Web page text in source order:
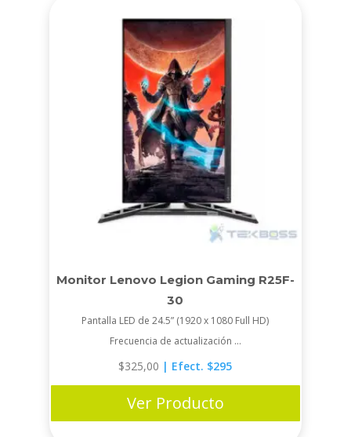
Monitor Lenovo Legion Gaming R25F-
30
Pantalla LED de 24.5” (1920 x 1080 Full HD)
Frecuencia de actualización ...
$325,00 | Efect. $295
Ver Producto